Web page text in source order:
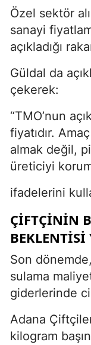
Özel sektör
sanayi
açıkladığı
Güldal da
çekerek:
“TMO’nun
fiyatıdır.
almak değil,
üreticiyi
ifadelerini
ÇIFTÇININ
BEKLENTISI
Son
sulama
giderlerinde
Adana
kilogram